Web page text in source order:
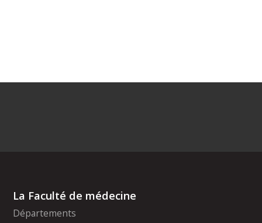
La Faculté de médecine
Départements